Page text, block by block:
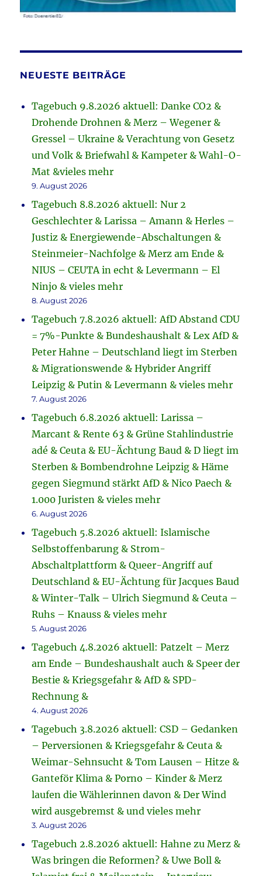
NEUESTE BEITRÄGE
Tagebuch 9.8.2026 aktuell: Danke CO2 &
Drohende Drohnen & Merz – Wegener &
Gressel – Ukraine & Verachtung von Gesetz
und Volk & Briefwahl & Kampeter & Wahl-O-
Mat &vieles mehr
9. August 2026
Tagebuch 8.8.2026 aktuell: Nur 2
Geschlechter & Larissa – Amann & Herles –
Justiz & Energiewende-Abschaltungen &
Steinmeier-Nachfolge & Merz am Ende &
NIUS – CEUTA in echt & Levermann – El
Ninjo & vieles mehr
8. August 2026
Tagebuch 7.8.2026 aktuell: AfD Abstand CDU
= 7%-Punkte & Bundeshaushalt & Lex AfD &
Peter Hahne – Deutschland liegt im Sterben
& Migrationswende & Hybrider Angriff
Leipzig & Putin & Levermann & vieles mehr
7. August 2026
Tagebuch 6.8.2026 aktuell: Larissa –
Marcant & Rente 63 & Grüne Stahlindustrie
adé & Ceuta & EU-Ächtung Baud & D liegt im
Sterben & Bombendrohne Leipzig & Häme
gegen Siegmund stärkt AfD & Nico Paech &
1.000 Juristen & vieles mehr
6. August 2026
Tagebuch 5.8.2026 aktuell: Islamische
Selbstoffenbarung & Strom-
Abschaltplattform & Queer-Angriff auf
Deutschland & EU-Ächtung für Jacques Baud
& Winter-Talk – Ulrich Siegmund & Ceuta –
Ruhs – Knauss & vieles mehr
5. August 2026
Tagebuch 4.8.2026 aktuell: Patzelt – Merz
am Ende – Bundeshaushalt auch & Speer der
Bestie & Kriegsgefahr & AfD & SPD-
Rechnung &
4. August 2026
Tagebuch 3.8.2026 aktuell: CSD – Gedanken
– Perversionen & Kriegsgefahr & Ceuta &
Weimar-Sehnsucht & Tom Lausen – Hitze &
Ganteför Klima & Porno – Kinder & Merz
laufen die Wählerinnen davon & Der Wind
wird ausgebremst & und vieles mehr
3. August 2026
Tagebuch 2.8.2026 aktuell: Hahne zu Merz &
Was bringen die Reformen? & Uwe Boll &